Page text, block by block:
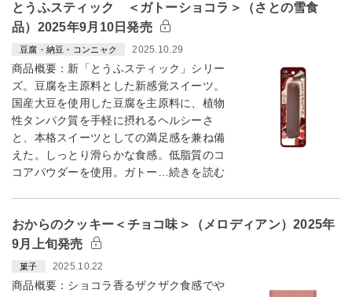
とうふスティック ＜ガトーショコラ＞（さとの雪食
品）2025年9月10日発売
豆腐・納豆・コンニャク 2025.10.29
商品概要：新「とうふスティック」シリー
ズ。豆腐を主原料とした新感覚スイーツ。
国産大豆を使用した豆腐を主原料に、植物
性タンパク質を手軽に摂れるヘルシーさ
と、本格スイーツとしての満足感を兼ね備
えた。しっとり滑らかな食感。低脂質のコ
コアパウダーを使用。ガトー…続きを読む
おからのクッキー＜チョコ味＞（メロディアン）2025年
9月上旬発売
菓子 2025.10.22
商品概要：ショコラ香るザクザク食感でや